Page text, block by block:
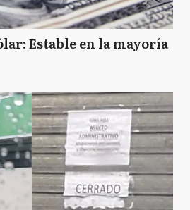
Estable en la mayoría